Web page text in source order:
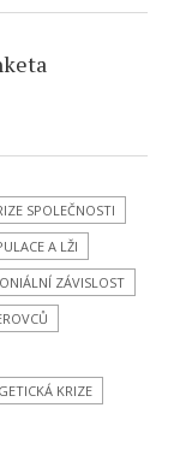
SPOLEČNOSTI
A LŽI
ZÁVISLOST
KRIZE